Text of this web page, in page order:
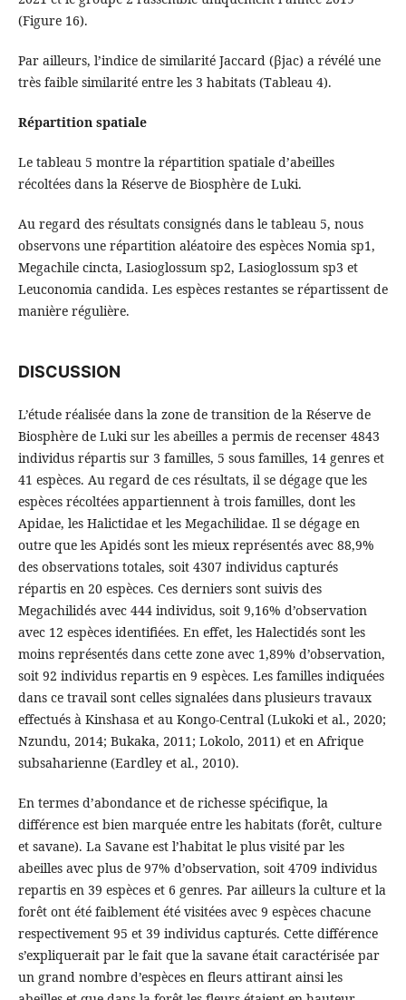
(Figure 16).
Par ailleurs, l’indice de similarité Jaccard (βjac) a révélé une
très faible similarité entre les 3 habitats (Tableau 4).
Répartition spatiale
Le tableau 5 montre la répartition spatiale d’abeilles
récoltées dans la Réserve de Biosphère de Luki.
Au regard des résultats consignés dans le tableau 5, nous
observons une répartition aléatoire des espèces Nomia sp1,
Megachile cincta, Lasioglossum sp2, Lasioglossum sp3 et
Leuconomia candida. Les espèces restantes se répartissent de
manière régulière.
DISCUSSION
L’étude réalisée dans la zone de transition de la Réserve de
Biosphère de Luki sur les abeilles a permis de recenser 4843
individus répartis sur 3 familles, 5 sous familles, 14 genres et
41 espèces. Au regard de ces résultats, il se dégage que les
espèces récoltées appartiennent à trois familles, dont les
Apidae, les Halictidae et les Megachilidae. Il se dégage en
outre que les Apidés sont les mieux représentés avec 88,9%
des observations totales, soit 4307 individus capturés
répartis en 20 espèces. Ces derniers sont suivis des
Megachilidés avec 444 individus, soit 9,16% d’observation
avec 12 espèces identifiées. En effet, les Halectidés sont les
moins représentés dans cette zone avec 1,89% d’observation,
soit 92 individus repartis en 9 espèces. Les familles indiquées
dans ce travail sont celles signalées dans plusieurs travaux
effectués à Kinshasa et au Kongo-Central (Lukoki et al., 2020;
Nzundu, 2014; Bukaka, 2011; Lokolo, 2011) et en Afrique
subsaharienne (Eardley et al., 2010).
En termes d’abondance et de richesse spécifique, la
différence est bien marquée entre les habitats (forêt, culture
et savane). La Savane est l’habitat le plus visité par les
abeilles avec plus de 97% d’observation, soit 4709 individus
repartis en 39 espèces et 6 genres. Par ailleurs la culture et la
forêt ont été faiblement été visitées avec 9 espèces chacune
respectivement 95 et 39 individus capturés. Cette différence
s’expliquerait par le fait que la savane était caractérisée par
un grand nombre d’espèces en fleurs attirant ainsi les